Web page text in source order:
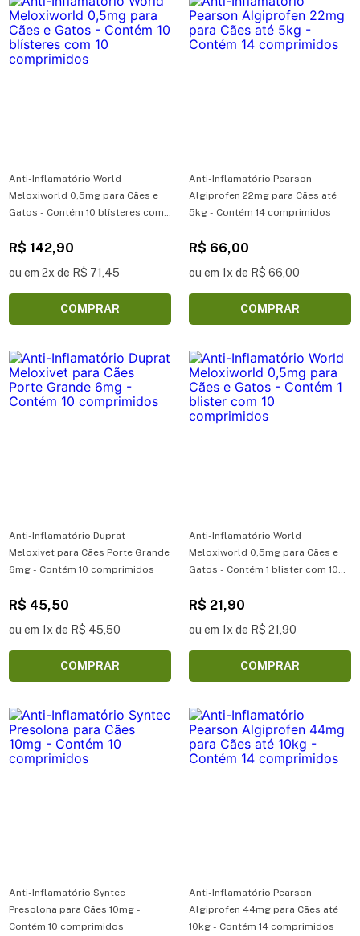
Anti-Inflamatório World
Meloxiworld 0,5mg para Cães e
Gatos - Contém 10 blísteres com
R$ 142,90
ou em 2x de R$ 71,45
COMPRAR
Anti-Inflamatório Pearson
Algiprofen 22mg para Cães até
5kg - Contém 14 comprimidos
R$ 66,00
ou em 1x de R$ 66,00
COMPRAR
Anti-Inflamatório Duprat
Meloxivet para Cães Porte Grande
6mg - Contém 10 comprimidos
R$ 45,50
ou em 1x de R$ 45,50
COMPRAR
Anti-Inflamatório World
Meloxiworld 0,5mg para Cães e
Gatos - Contém 1 blister com 10
R$ 21,90
ou em 1x de R$ 21,90
COMPRAR
Anti-Inflamatório Syntec
Presolona para Cães 10mg -
Contém 10 comprimidos
Anti-Inflamatório Pearson
Algiprofen 44mg para Cães até
10kg - Contém 14 comprimidos